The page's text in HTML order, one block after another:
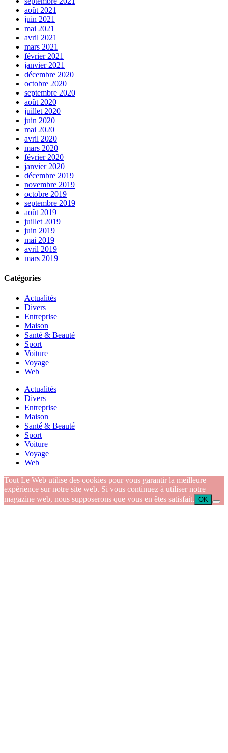
août 2021
juin 2021
mai 2021
avril 2021
mars 2021
février 2021
janvier 2021
décembre 2020
octobre 2020
septembre 2020
août 2020
juillet 2020
juin 2020
mai 2020
avril 2020
mars 2020
février 2020
janvier 2020
décembre 2019
novembre 2019
octobre 2019
septembre 2019
août 2019
juillet 2019
juin 2019
mai 2019
avril 2019
mars 2019
Catégories
Actualités
Divers
Entreprise
Maison
Santé & Beauté
Sport
Voiture
Voyage
Web
Actualités
Divers
Entreprise
Maison
Santé & Beauté
Sport
Voiture
Voyage
Web
Tout Le Web utilise des cookies pour vous garantir la meilleure
expérience sur notre site web. Si vous continuez à utiliser notre
magazine web, nous supposerons que vous en êtes satisfait. OK